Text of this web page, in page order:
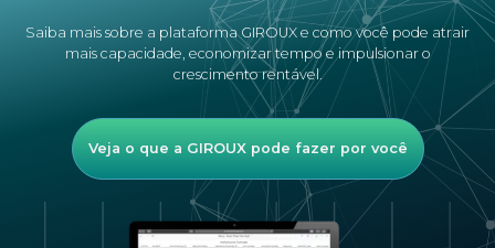
Saiba mais sobre a plataforma GIROUX e como você pode atrair
mais capacidade, economizar tempo e impulsionar o
crescimento rentável.
Veja o que a GIROUX pode fazer por você